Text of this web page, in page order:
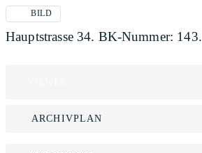
BILD
Hauptstrasse 34. BK-Nummer: 143.
ARCHIVPLAN